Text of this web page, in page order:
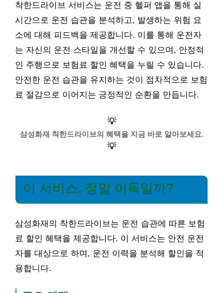
착한드라이브 서비스는 운전 중 헬퍼 앱을 통해 실
시간으로 운전 습관을 분석하고, 발생하는 위험 요
소에 대해 피드백을 제공합니다. 이를 통해 운전자
는 자신의 운전 스타일을 개선할 수 있으며, 안정적
인 주행으로 보험료 할인 혜택을 누릴 수 있습니다.
안전한 운전 습관을 유지하는 것이 점차적으로 보험
료 절감으로 이어지는 긍정적인 순환을 만듭니다.
💡
삼성화재 착한드라이브의 혜택을 지금 바로 알아보세요.
💡
이 서비스, 정말 이득일까?
삼성화재의 착한드라이브는 운전 습관에 따른 보험
료 할인 혜택을 제공합니다. 이 서비스는 안전 운전
자를 대상으로 하며, 운전 이력을 분석해 할인을 적
용합니다.